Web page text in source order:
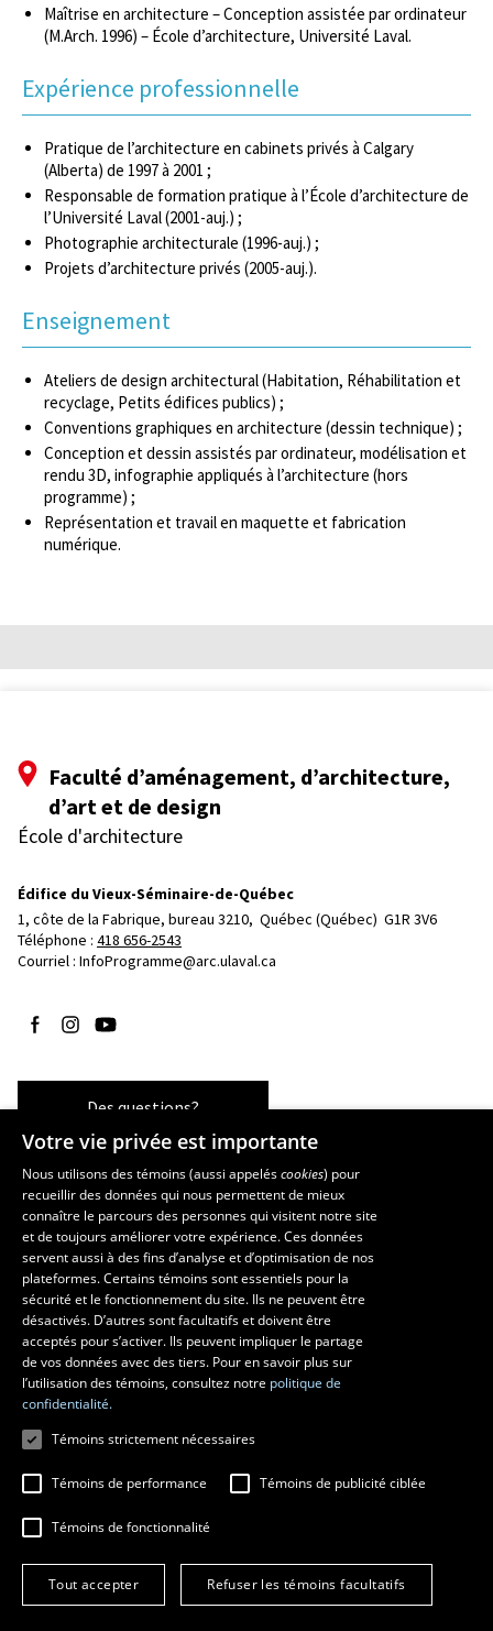
Maîtrise en architecture – Conception assistée par ordinateur
(M.Arch. 1996) – École d’architecture, Université Laval.
Expérience professionnelle
Pratique de l’architecture en cabinets privés à Calgary
(Alberta) de 1997 à 2001 ;
Responsable de formation pratique à l’École d’architecture de
l’Université Laval (2001-auj.) ;
Photographie architecturale (1996-auj.) ;
Projets d’architecture privés (2005-auj.).
Enseignement
Ateliers de design architectural (Habitation, Réhabilitation et
recyclage, Petits édifices publics) ;
Conventions graphiques en architecture (dessin technique) ;
Conception et dessin assistés par ordinateur, modélisation et
rendu 3D, infographie appliqués à l’architecture (hors
programme) ;
Représentation et travail en maquette et fabrication
numérique.
Faculté d’aménagement, d’architecture,
d’art et de design
École d'architecture
Édifice du Vieux-Séminaire-de-Québec
1, côte de la Fabrique, bureau 3210, Québec (Québec)  G1R 3V6
Téléphone : 418 656-2543
Courriel : InfoProgramme@arc.ulaval.ca
Suivez-nous sur Facebook
Suivez-nous sur Instagram
Suivez-nous sur YouTube
Des questions?
Les écoles et la recherche
École d’art
École supérieure d’aménagement du territoire et de développement
régional
École de design
Centre de recherche en aménagement et développement
© 2026 Université Laval
Tous droits réservés
Conditions générales d'utilisation
Fraude en ligne
Votre vie privée est importante
Nous utilisons des témoins (aussi appeléscookies) pour
recueillir des données qui nous permettent de mieux
connaître le parcours des personnes qui visitent notre site
et de toujours améliorer votre expérience. Ces données
servent aussi à des fins d’analyse et d’optimisation de nos
plateformes. Certains témoins sont essentiels pour la
sécurité et le fonctionnement du site. Ils ne peuvent être
désactivés. D’autres sont facultatifs et doivent être
acceptés pour s’activer. Ils peuvent impliquer le partage
de vos données avec des tiers. Pour en savoir plus sur
l’utilisation des témoins, consultez notre politique de
confidentialité.
Témoins strictement nécessaires
Témoins de performance Témoins de publicité ciblée
Témoins de fonctionnalité
Tout accepter Refuser les témoins facultatifs